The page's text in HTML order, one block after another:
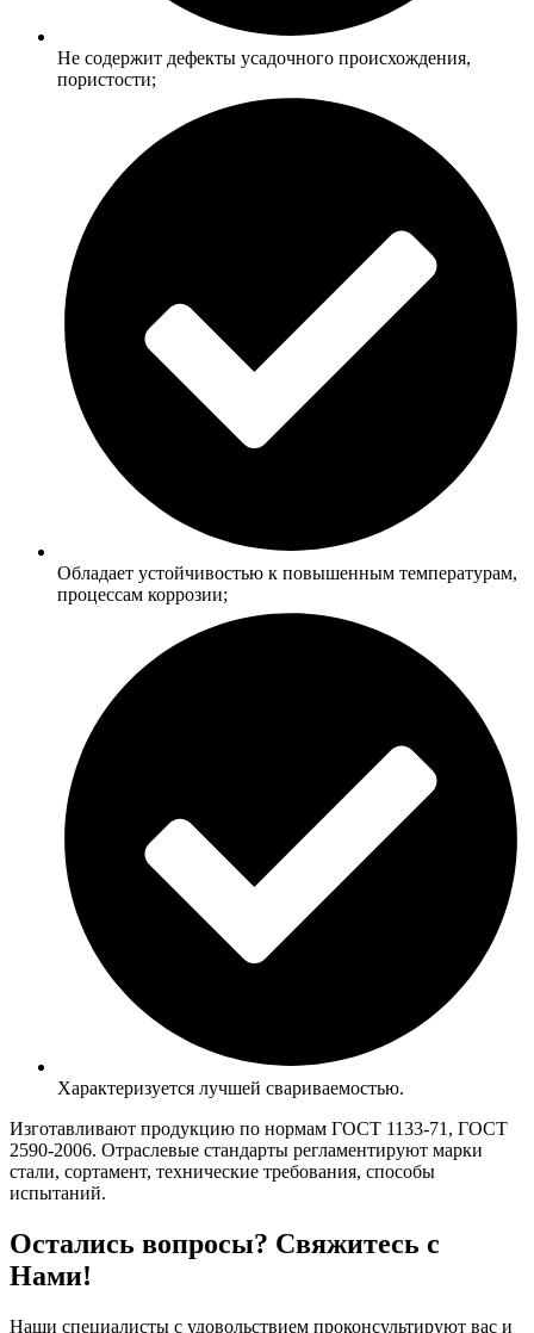
Не содержит дефекты усадочного происхождения,
пористости;
Обладает устойчивостью к повышенным температурам,
процессам коррозии;
Характеризуется лучшей свариваемостью.
Изготавливают продукцию по нормам ГОСТ 1133-71, ГОСТ
2590-2006. Отраслевые стандарты регламентируют марки
стали, сортамент, технические требования, способы
испытаний.
Остались вопросы? Свяжитесь с
Нами!
Наши специалисты с удовольствием проконсультируют вас и